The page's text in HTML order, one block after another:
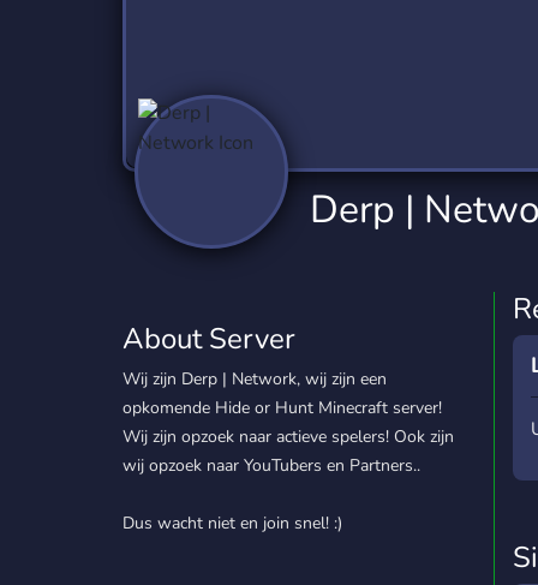
Twitch
359 Servers
YouTube
850 Servers
YouTuber
3,011 Servers
Derp |
About Server
Wij zijn Derp | Network, wij zijn een
opkomende Hide or Hunt Minecraft server!
Wij zijn opzoek naar actieve spelers! Ook zijn
wij opzoek naar YouTubers en Partners..
Dus wacht niet en join snel! :)